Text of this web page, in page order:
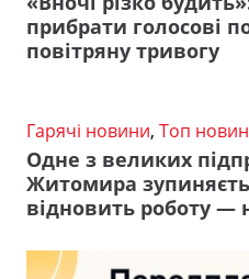
прибрати голосові
повітряну тривогу
Гарячі новини, Топ
Одне з великих
Житомира
відновить роботу —